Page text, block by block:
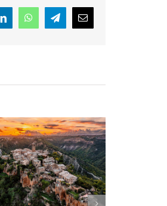
LinkedInWhatsAppTelegramCorreo
electrónico